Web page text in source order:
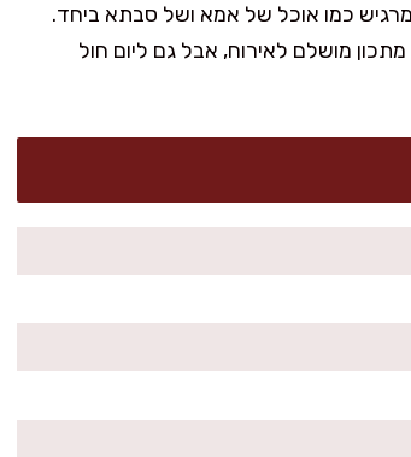
שמרגיש כמו אוכל של אמא ושל סבתא ביחד.
מושלם לאירוח, אבל גם ליום חול